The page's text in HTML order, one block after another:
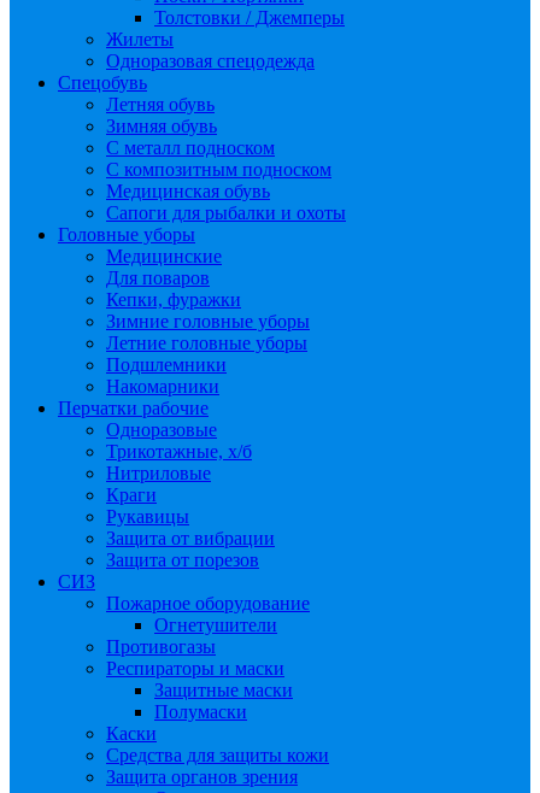
Толстовки / Джемперы
Жилеты
Одноразовая спецодежда
Спецобувь
Летняя обувь
Зимняя обувь
С металл подноском
С композитным подноском
Медицинская обувь
Сапоги для рыбалки и охоты
Головные уборы
Медицинские
Для поваров
Кепки, фуражки
Зимние головные уборы
Летние головные уборы
Подшлемники
Накомарники
Перчатки рабочие
Одноразовые
Трикотажные, х/б
Нитриловые
Краги
Рукавицы
Защита от вибрации
Защита от порезов
СИЗ
Пожарное оборудование
Огнетушители
Противогазы
Респираторы и маски
Защитные маски
Полумаски
Каски
Средства для защиты кожи
Защита органов зрения